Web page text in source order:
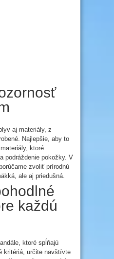
aj materiály, z
Najlepšie, aby to
ktoré
podráždenie pokožky. V
zvoliť prírodnú
ale aj priedušná.
každú
ktoré spĺňajú
kritériá, určite navštívte